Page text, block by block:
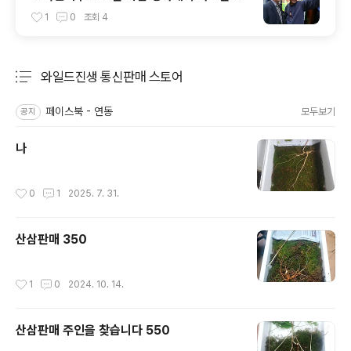
과 한민족연합 회원 문효주 가수 와 함께
1 0 조회 4
와일드진생 통신판매 스토어
공지 페이스북 - 연동 모두보기
나
0 1 2025. 7. 31.
산삼판매 350
1 0 2024. 10. 14.
산삼판매 주인을 찾습니다 550